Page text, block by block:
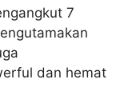
7
dan hemat